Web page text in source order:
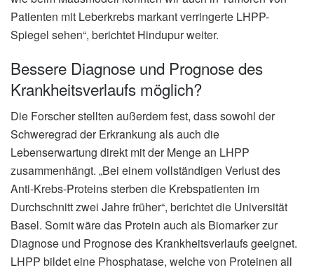
Patienten mit Leberkrebs markant verringerte LHPP-
Spiegel sehen“, berichtet Hindupur weiter.
Bessere Diagnose und Prognose des
Krankheitsverlaufs möglich?
Die Forscher stellten außerdem fest, dass sowohl der
Schweregrad der Erkrankung als auch die
Lebenserwartung direkt mit der Menge an LHPP
zusammenhängt. „Bei einem vollständigen Verlust des
Anti-Krebs-Proteins sterben die Krebspatienten im
Durchschnitt zwei Jahre früher“, berichtet die Universität
Basel. Somit wäre das Protein auch als Biomarker zur
Diagnose und Prognose des Krankheitsverlaufs geeignet.
LHPP bildet eine Phosphatase, welche von Proteinen all